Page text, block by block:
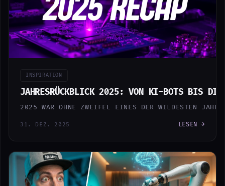
INSPIRATION
JAHRESRÜCKBLICK 2025: VON KI-BOTS BIS DIY-
2025 WAR OHNE ZWEIFEL EINES DER WILDESTEN
31. DEZ. 2025 LESEN →